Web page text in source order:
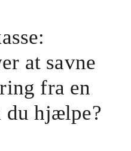
at savne
fra en
du hjælpe?